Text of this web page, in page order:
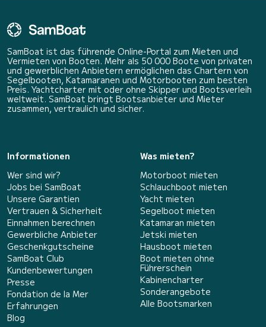
SamBoat ist das führende Online-Portal zum Mieten und
Vermieten von Booten. Mehr als 50 000 Boote von privaten
und gewerblichen Anbietern ermöglichen das Chartern von
Segelbooten, Katamaranen und Motorbooten zum besten
Preis. Yachtcharter mit oder ohne Skipper und Bootsverleih
weltweit. SamBoat bringt Bootsanbieter und Mieter
zusammen, vertraulich und sicher.
Informationen
Wer sind wir?
Jobs bei SamBoat
Unsere Garantien
Vertrauen & Sicherheit
Einnahmen berechnen
Gewerbliche Anbieter
Geschenkgutscheine
SamBoat Club
Kundenbewertungen
Presse
Fondation de la Mer
Erfahrungen
Blog
Was mieten?
Motorboot mieten
Schlauchboot mieten
Yacht mieten
Segelboot mieten
Katamaran mieten
Jetski mieten
Hausboot mieten
Boot mieten ohne
Führerschein
Kabinencharter
Sonderangebote
Alle Bootsmarken